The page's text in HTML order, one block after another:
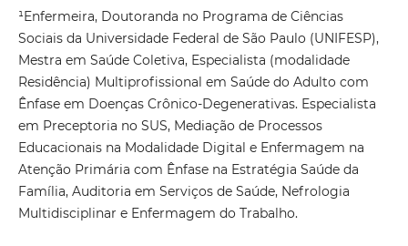
¹Enfermeira, Doutoranda no Programa de Ciências
Sociais da Universidade Federal de São Paulo (UNIFESP),
Mestra em Saúde Coletiva, Especialista (modalidade
Residência) Multiprofissional em Saúde do Adulto com
Ênfase em Doenças Crônico-Degenerativas. Especialista
em Preceptoria no SUS, Mediação de Processos
Educacionais na Modalidade Digital e Enfermagem na
Atenção Primária com Ênfase na Estratégia Saúde da
Família, Auditoria em Serviços de Saúde, Nefrologia
Multidisciplinar e Enfermagem do Trabalho.